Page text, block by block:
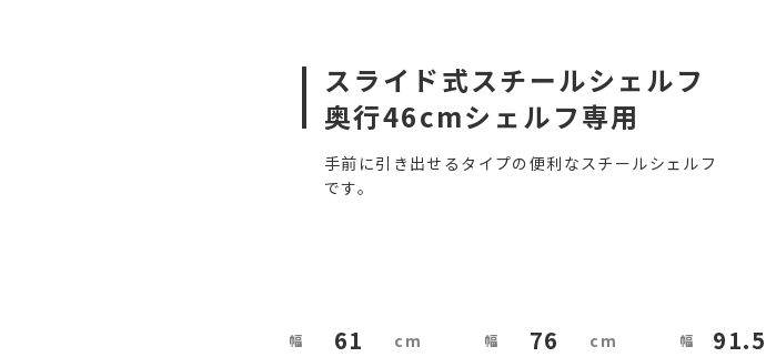
スライド式スチールシェルフ
奥行46cmシェルフ専用
手前に引き出せるタイプの便利なスチールシェルフ
です。
61 76 91.5